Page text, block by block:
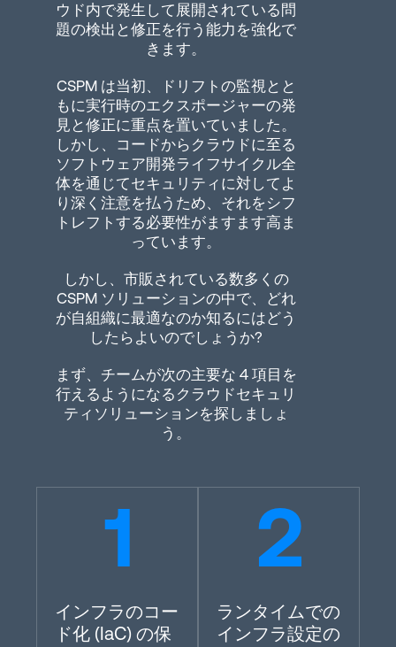
ウド内で発生して展開されている問
題の検出と修正を行う能力を強化で
きます。
CSPM は当初、ドリフトの監視とと
もに実行時のエクスポージャーの発
見と修正に重点を置いていました。
しかし、コードからクラウドに至る
ソフトウェア開発ライフサイクル全
体を通じてセキュリティに対してよ
り深く注意を払うため、それをシフ
トレフトする必要性がますます高ま
っています。
しかし、市販されている数多くの
CSPM ソリューションの中で、どれ
が自組織に最適なのか知るにはどう
したらよいのでしょうか?
まず、チームが次の主要な 4 項目を
行えるようになるクラウドセキュリ
ティソリューションを探しましょ
う。
インフラのコー
ド化 (IaC) の保
ランタイムでの
インフラ設定の